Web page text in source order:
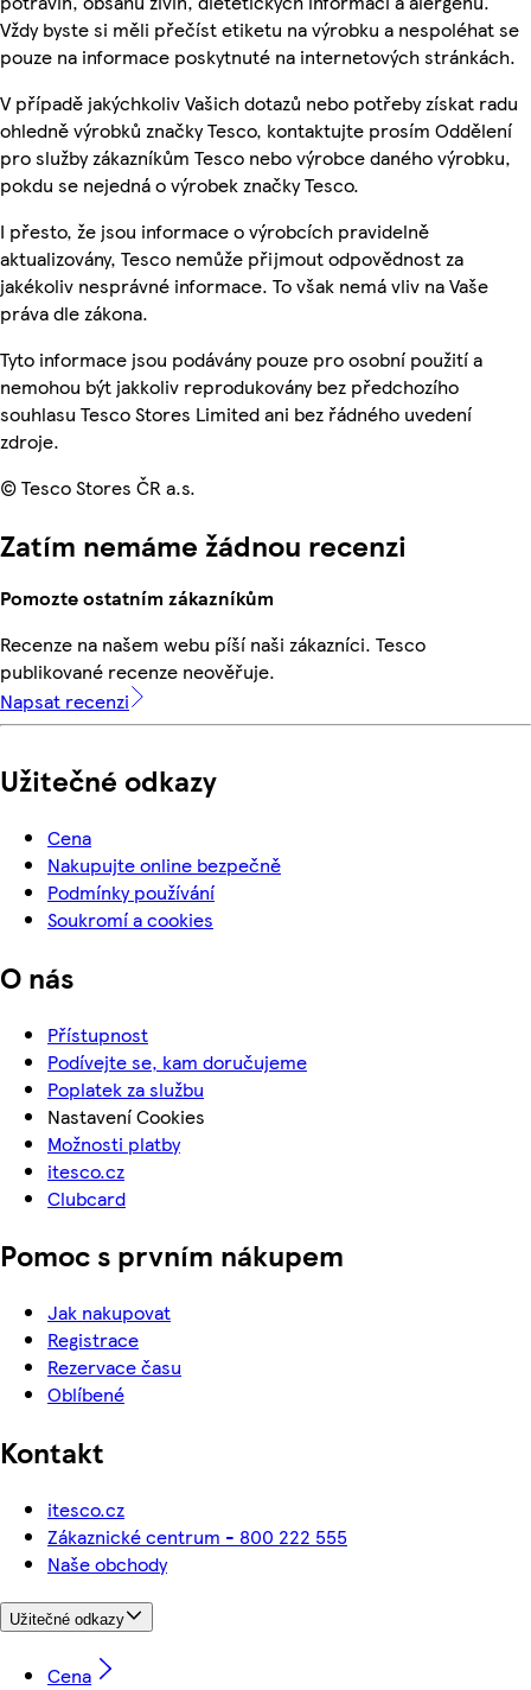
Vždy byste si měli přečíst etiketu na výrobku a nespoléhat se
pouze na informace poskytnuté na internetových stránkách.
V případě jakýchkoliv Vašich dotazů nebo potřeby získat radu
ohledně výrobků značky Tesco, kontaktujte prosím Oddělení
pro služby zákazníkům Tesco nebo výrobce daného výrobku,
pokdu se nejedná o výrobek značky Tesco.
I přesto, že jsou informace o výrobcích pravidelně
aktualizovány, Tesco nemůže přijmout odpovědnost za
jakékoliv nesprávné informace. To však nemá vliv na Vaše
práva dle zákona.
Tyto informace jsou podávány pouze pro osobní použití a
nemohou být jakkoliv reprodukovány bez předchozího
souhlasu Tesco Stores Limited ani bez řádného uvedení
zdroje.
© Tesco Stores ČR a.s.
Zatím nemáme žádnou recenzi
Pomozte ostatním zákazníkům
Recenze na našem webu píší naši zákazníci. Tesco
publikované recenze neověřuje.
Napsat recenzi
Užitečné odkazy
Cena
Nakupujte online bezpečně
Podmínky používání
Soukromí a cookies
O nás
Přístupnost
Podívejte se, kam doručujeme
Poplatek za službu
Nastavení Cookies
Možnosti platby
itesco.cz
Clubcard
Pomoc s prvním nákupem
Jak nakupovat
Registrace
Rezervace času
Oblíbené
Kontakt
itesco.cz
Zákaznické centrum - 800 222 555
Naše obchody
Užitečné odkazy
Cena